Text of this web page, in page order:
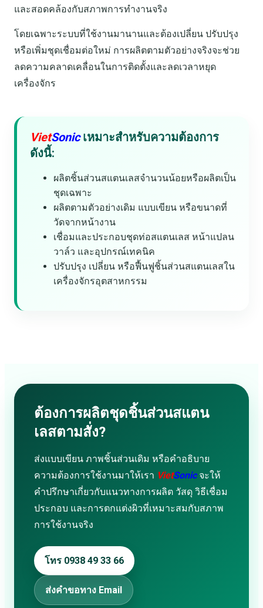
และสอดคล้องกับสภาพการทำงานจริง
โดยเฉพาะระบบที่ใช้งานมานานและต้องเปลี่ยน ปรับปรุง
หรือเพิ่มชุดเชื่อมต่อใหม่ การผลิตตามตัวอย่างจริงจะช่วย
ลดความคลาดเคลื่อนในการติดตั้งและลดเวลาหยุด
เครื่องจักร
VietSonicเหมาะสำหรับความต้องการ
ดังนี้:
ผลิตชิ้นส่วนสแตนเลสจำนวนน้อยหรือผลิตเป็น
ชุดเฉพาะ
ผลิตตามตัวอย่างเดิม แบบเขียน หรือขนาดที่
วัดจากหน้างาน
เชื่อมและประกอบชุดท่อสแตนเลส หน้าแปลน
วาล์ว และอุปกรณ์เทคนิค
ปรับปรุง เปลี่ยน หรือฟื้นฟูชิ้นส่วนสแตนเลสใน
เครื่องจักรอุตสาหกรรม
ต้องการผลิตชุดชิ้นส่วนสแตน
เลสตามสั่ง?
ส่งแบบเขียน ภาพชิ้นส่วนเดิม หรือคำอธิบาย
ความต้องการใช้งานมาให้เรา VietSonicจะให้
คำปรึกษาเกี่ยวกับแนวทางการผลิต วัสดุ วิธีเชื่อม
ประกอบ และการตกแต่งผิวที่เหมาะสมกับสภาพ
การใช้งานจริง
โทร 0938 49 33 66
ส่งคำขอทาง Email